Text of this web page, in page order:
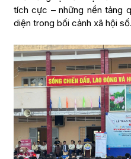
tích cực – những nền tảng
diện trong bối cảnh xã hội số.